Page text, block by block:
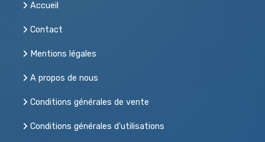
Accueil
Contact
Mentions légales
A propos de nous
Conditions générales de vente
Conditions générales d'utilisations